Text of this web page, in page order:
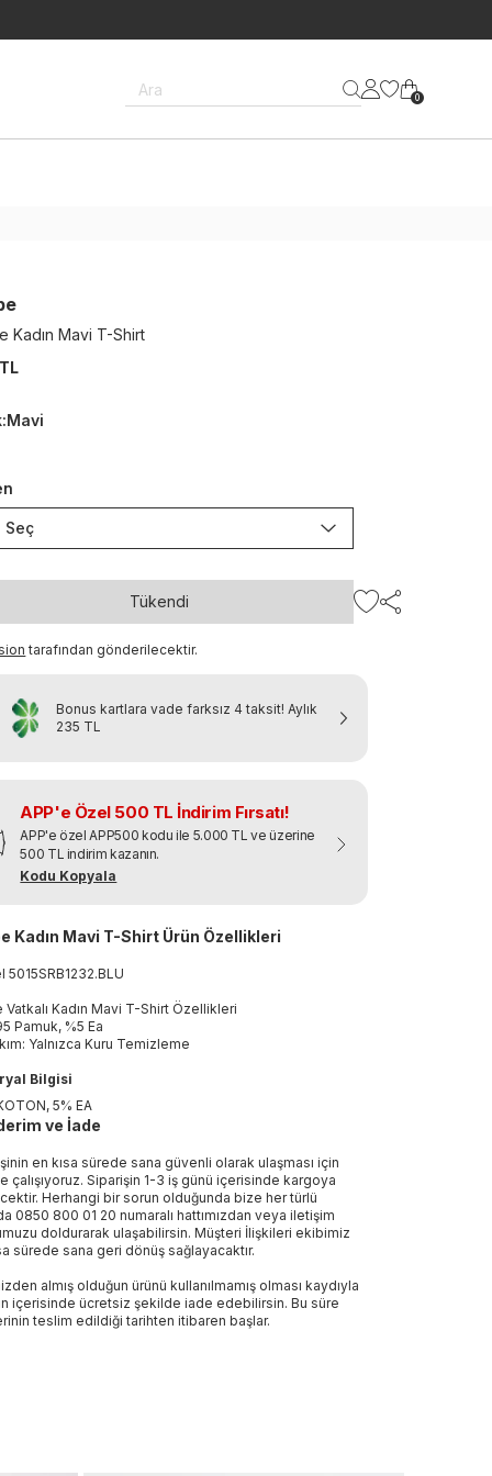
Ara 0
Kadın Mavi T-Shirt
:Mavi
Seç
Tükendi
tarafından gönderilecektir.
Bonus kartlara vade farksız 4 taksit! Aylık
235 TL
APP'e Özel 500 TL İndirim Fırsatı!
APP'e özel APP500 kodu ile 5.000 TL ve üzerine
500 TL indirim kazanın.
Kodu Kopyala
Kadın Mavi T-Shirt Ürün Özellikleri
5015SRB1232.BLU
Vatkalı Kadın Mavi T-Shirt Özellikleri
Pamuk, %5 Ea
Yalnızca Kuru Temizleme
Bilgisi
5% EA
ve İade
en kısa sürede sana güvenli olarak ulaşması için
çalışıyoruz. Siparişin 1-3 iş günü içerisinde kargoya
Herhangi bir sorun olduğunda bize her türlü
0850 800 01 20 numaralı hattımızdan veya iletişim
doldurarak ulaşabilirsin. Müşteri İlişkileri ekibimiz
sürede sana geri dönüş sağlayacaktır.
almış olduğun ürünü kullanılmamış olması kaydıyla
içerisinde ücretsiz şekilde iade edebilirsin. Bu süre
teslim edildiği tarihten itibaren başlar.